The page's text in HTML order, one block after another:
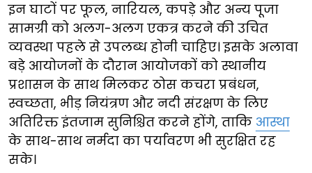
इन घाटों पर फूल, नारियल, कपड़े और अन्य पूजा
सामग्री को अलग-अलग एकत्र करने की उचित
व्यवस्था पहले से उपलब्ध होनी चाहिए। इसके अलावा
बड़े आयोजनों के दौरान आयोजकों को स्थानीय
प्रशासन के साथ मिलकर ठोस कचरा प्रबंधन,
स्वच्छता, भीड़ नियंत्रण और नदी संरक्षण के लिए
अतिरिक्त इंतजाम सुनिश्चित करने होंगे, ताकि आस्था
के साथ-साथ नर्मदा का पर्यावरण भी सुरक्षित रह
सके।